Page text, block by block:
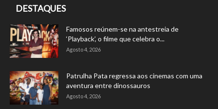
DESTAQUES
Famosos reúnem-se na antestreia de
‘Playback’, o filme que celebra o...
Agosto 4, 2026
Patrulha Pata regressa aos cinemas com uma
aventura entre dinossauros
Agosto 4, 2026